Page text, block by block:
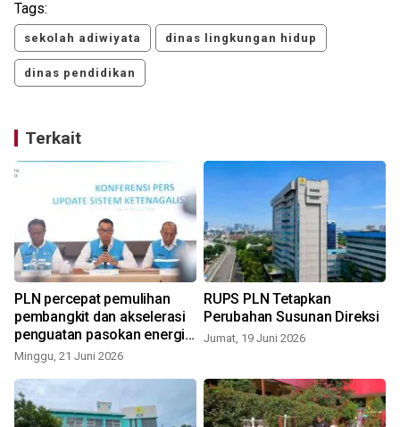
Tags:
sekolah adiwiyata dinas lingkungan hidup
dinas pendidikan
Terkait
PLN percepat pemulihan
pembangkit dan akselerasi
penguatan pasokan energi
primer
Minggu, 21 Juni 2026
RUPS PLN Tetapkan
Perubahan Susunan Direksi
Jumat, 19 Juni 2026